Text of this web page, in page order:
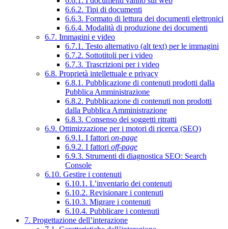
6.6.2. Tipi di documenti
6.6.3. Formato di lettura dei documenti elettronici
6.6.4. Modalità di produzione dei documenti
6.7. Immagini e video
6.7.1. Testo alternativo (alt text) per le immagini
6.7.2. Sottotitoli per i video
6.7.3. Trascrizioni per i video
6.8. Proprietà intellettuale e privacy
6.8.1. Pubblicazione di contenuti prodotti dalla
Pubblica Amministrazione
6.8.2. Pubblicazione di contenuti non prodotti
dalla Pubblica Amministrazione
6.8.3. Consenso dei soggetti ritratti
6.9. Ottimizzazione per i motori di ricerca (SEO)
6.9.1. I fattori on-page
6.9.2. I fattori off-page
6.9.3. Strumenti di diagnostica SEO: Search
Console
6.10. Gestire i contenuti
6.10.1. L’inventario dei contenuti
6.10.2. Revisionare i contenuti
6.10.3. Migrare i contenuti
6.10.4. Pubblicare i contenuti
7. Progettazione dell’interazione